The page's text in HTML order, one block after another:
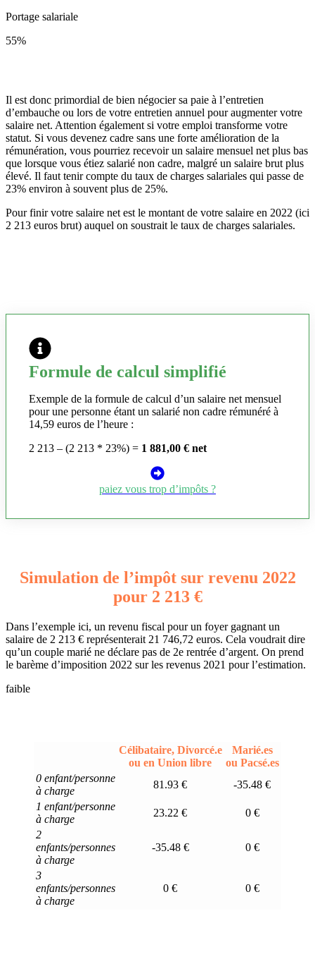
Portage salariale
55%
Il est donc primordial de bien négocier sa paie à l’entretien
d’embauche ou lors de votre entretien annuel pour augmenter votre
salaire net. Attention également si votre emploi transforme votre
statut. Si vous devenez cadre sans une forte amélioration de la
rémunération, vous pourriez recevoir un salaire mensuel net plus bas
que lorsque vous étiez salarié non cadre, malgré un salaire brut plus
élevé. Il faut tenir compte du taux de charges salariales qui passe de
23% environ à souvent plus de 25%.
Pour finir votre salaire net est le montant de votre salaire en 2022 (ici
2 213 euros brut) auquel on soustrait le taux de charges salariales.
Formule de calcul simplifié
Exemple de la formule de calcul d’un salaire net mensuel
pour une personne étant un salarié non cadre rémunéré à
14,59 euros de l’heure :
2 213 – (2 213 * 23%) = 1 881,00 € net
paiez vous trop d’impôts ?
Simulation de l’impôt sur revenu 2022
pour 2 213 €
Dans l’exemple ici, un revenu fiscal pour un foyer gagnant un
salaire de 2 213 € représenterait 21 746,72 euros. Cela voudrait dire
qu’un couple marié ne déclare pas de 2e rentrée d’argent. On prend
le barème d’imposition 2022 sur les revenus 2021 pour l’estimation.
faible
Célibataire, Divorcé.e
ou en Union libre
Marié.es
ou Pacsé.es
0 enfant/personne
à charge
81.93 €
-35.48 €
1 enfant/personne
à charge
23.22 €
0 €
2
enfants/personnes
à charge
-35.48 € 0 €
3
enfants/personnes
à charge
0 € 0 €